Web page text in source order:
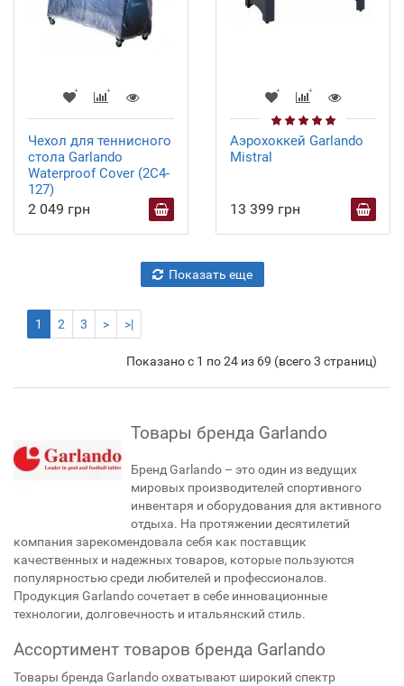
Чехол для теннисного
стола Garlando
Waterproof Cover (2C4-
127)
2 049 грн
Аэрохоккей Garlando
Mistral
13 399 грн
Показать еще
1 2 3 > >|
Показано с 1 по 24 из 69 (всего 3 страниц)
Товары бренда Garlando
Бренд Garlando – это один из ведущих
мировых производителей спортивного
инвентаря и оборудования для активного
отдыха. На протяжении десятилетий
компания зарекомендовала себя как поставщик
качественных и надежных товаров, которые пользуются
популярностью среди любителей и профессионалов.
Продукция Garlando сочетает в себе инновационные
технологии, долговечность и итальянский стиль.
Ассортимент товаров бренда Garlando
Товары бренда Garlando охватывают широкий спектр